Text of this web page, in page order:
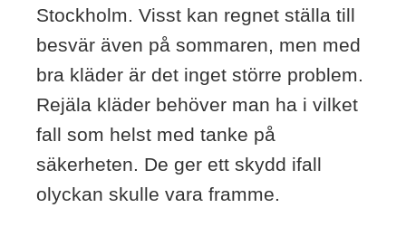
Stockholm. Visst kan regnet ställa till
besvär även på sommaren, men med
bra kläder är det inget större problem.
Rejäla kläder behöver man ha i vilket
fall som helst med tanke på
säkerheten. De ger ett skydd ifall
olyckan skulle vara framme.